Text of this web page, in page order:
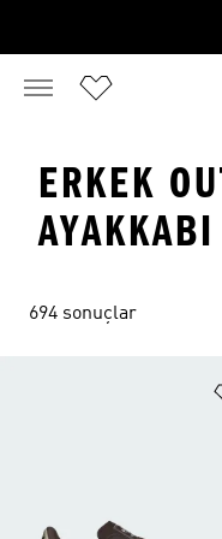
ERKEK
694 sonuçlar